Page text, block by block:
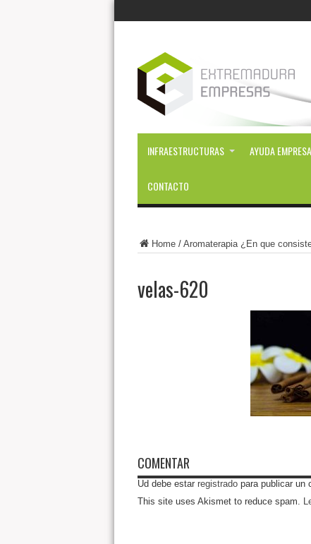
INFRAESTRUCTURAS AYUDA
CONTACTO
Home/ Aromaterapia ¿En que
velas-620
COMENTAR
Ud debe estar registradopara publicar un
This site uses Akismet to reduce spam.